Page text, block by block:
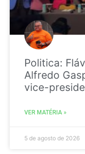
Politica:
Alfredo
vice-
VER MATÉRIA »
5 de agosto de 2026